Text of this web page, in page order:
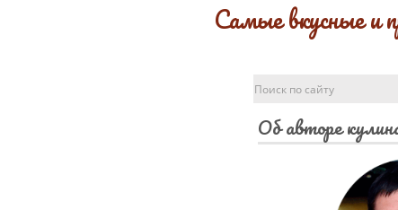
Самые вкусные и
Об авторе